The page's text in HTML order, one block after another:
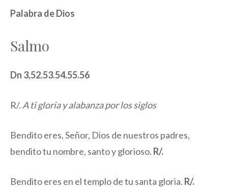
Palabra de Dios
Salmo
Dn 3,52.53.54.55.56
R/.A ti gloria y alabanza por los siglos
Bendito eres, Señor, Dios de nuestros padres,
bendito tu nombre, santo y glorioso. R/.
Bendito eres en el templo de tu santa gloria. R/.